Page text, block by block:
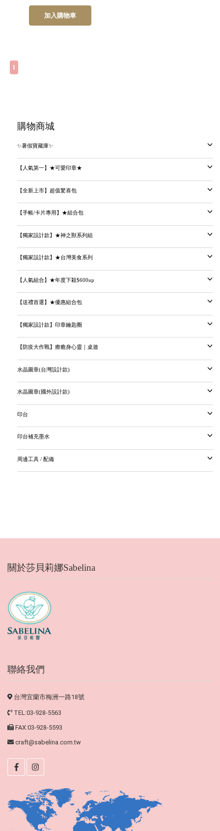
加入購物車
1
購物商城
✨暑假寶藏庫✨
【人氣第一】★可愛印章★
【全新上市】超值驚喜包
【手帳/卡片專用】★組合包
【獨家設計款】★神之獸系列組
【獨家設計款】★台灣美食系列
【人氣組合】★年度下殺$600up
【送禮首選】★優惠組合包
【獨家設計款】印章鑰匙圈
【防疫大作戰】療癒身心靈｜桌遊
水晶圖章(台灣設計款)
水晶圖章(國外設計款)
印台
印台補充墨水
周邊工具 / 配備
關於莎貝莉娜Sabelina
聯絡我們
台灣宜蘭市梅洲一路18號
TEL:03-928-5563
FAX:03-928-5593
craft@sabelina.com.tw